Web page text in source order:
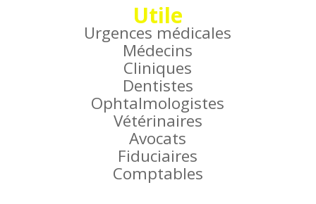
Utile
Urgences médicales
Médecins
Cliniques
Dentistes
Ophtalmologistes
Vétérinaires
Avocats
Fiduciaires
Comptables